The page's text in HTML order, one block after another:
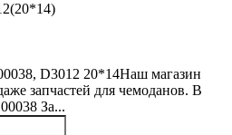
D3012 20*14Наш магазин
запчастей для чемоданов. В
За...